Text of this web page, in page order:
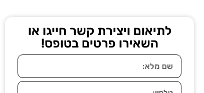
לתיאום ויצירת קשר חייגו או
השאירו פרטים בטופס!